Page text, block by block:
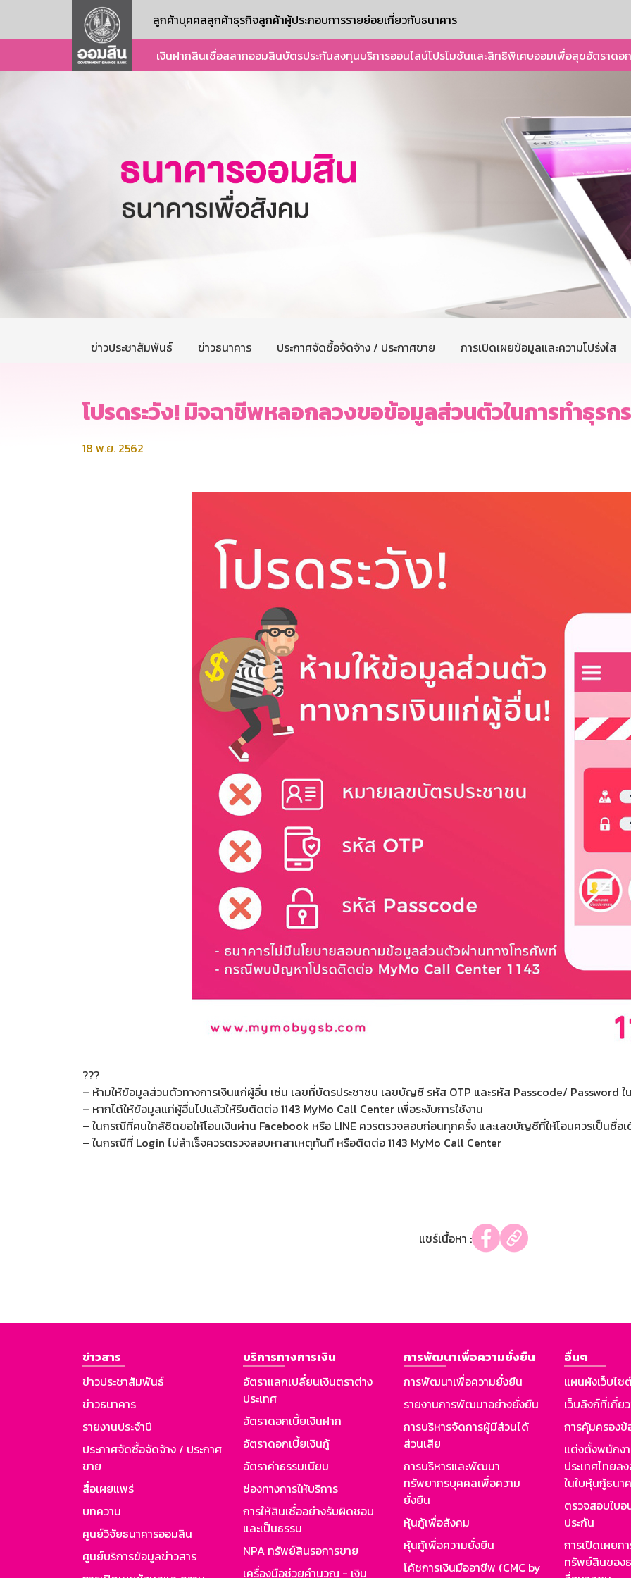
ลูกค้าบุคคลลูกค้าธุรกิจลูกค้าผู้ประกอบการรายย่อยเกี่ยวกับธนาคาร
เงินฝากสินเชื่อสลากออมสินบัตรประกันลงทุนบริการออนไลน์โปรโมชันและสิทธิพิเศษออมเพื่อสุขอัตราดอ
ข่าวประชาสัมพันธ์ ข่าวธนาคาร ประกาศจัดซื้อจัดจ้าง / ประกาศขาย การเปิดเผยข้อมูลและความโปร่งใส
โปรดระวัง! มิจฉาชีพหลอกลวงขอข้อมูลส่วนตัวในการทำธุรก
18 พ.ย. 2562
???
– ห้ามให้ข้อมูลส่วนตัวทางการเงินแก่ผู้อื่น เช่น เลขที่บัตรประชาชน เลขบัญชี รหัส OTP และรหัส Passcode/ Password ใน
– หากได้ให้ข้อมูลแก่ผู้อื่นไปแล้วให้รีบติดต่อ 1143 MyMo Call Center เพื่อระงับการใช้งาน
– ในกรณีที่คนใกล้ชิดขอให้โอนเงินผ่าน Facebook หรือ LINE ควรตรวจสอบก่อนทุกครั้ง และเลขบัญชีที่ให้โอนควรเป็นชื่อ
– ในกรณีที่ Login ไม่สำเร็จควรตรวจสอบหาสาเหตุทันที หรือติดต่อ 1143 MyMo Call Center
แชร์เนื้อหา :
ข่าวสาร
ข่าวประชาสัมพันธ์
ข่าวธนาคาร
รายงานประจำปี
ประกาศจัดซื้อจัดจ้าง / ประกาศ
ขาย
สื่อเผยแพร่
บทความ
ศูนย์วิจัยธนาคารออมสิน
ศูนย์บริการข้อมูลข่าวสาร
บริการทางการเงิน
อัตราแลกเปลี่ยนเงินตราต่าง
ประเทศ
อัตราดอกเบี้ยเงินฝาก
อัตราดอกเบี้ยเงินกู้
อัตราค่าธรรมเนียม
ช่องทางการให้บริการ
การให้สินเชื่ออย่างรับผิดชอบ
และเป็นธรรม
NPA ทรัพย์สินรอการขาย
เครื่องมือช่วยคำนวณ - เงิน
การพัฒนาเพื่อความยั่งยืน
การพัฒนาเพื่อความยั่งยืน
รายงานการพัฒนาอย่างยั่งยืน
การบริหารจัดการผู้มีส่วนได้
ส่วนเสีย
การบริหารและพัฒนา
ทรัพยากรบุคคลเพื่อความ
ยั่งยืน
หุ้นกู้เพื่อสังคม
หุ้นกู้เพื่อความยั่งยืน
โค้ชการเงินมืออาชีพ (CMC by
อื่นๆ
แผนผังเว็บไซ
เว็บลิงก์ที่เกี่ย
การคุ้มครอง
แต่งตั้งพนักง
ประเทศไทยล
ในใบหุ้นกู้ธนา
ตรวจสอบใบ
ประกัน
การเปิดเผยก
ทรัพย์สินของ